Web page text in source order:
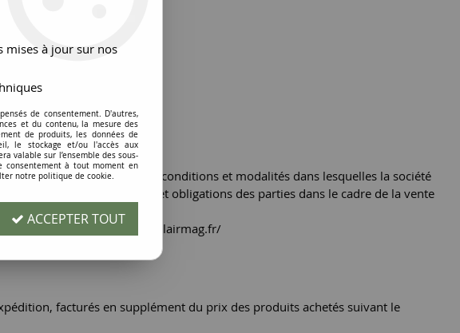
vente
ou morale sur les conditions et modalités dans lesquelles la société
également les droits et obligations des parties dans le cadre de la vente
son site Internet : www.eclairmag.fr/
facturés en supplément du prix des produits achetés suivant le
mises à jour sur nos
de consentement. D'autres,
et du contenu, la mesure des
de produits, les données de
le stockage et/ou l'accès aux
valable sur l’ensemble des sous-
consentement à tout moment en
notre politique de cookie.
ACCEPTER TOUT